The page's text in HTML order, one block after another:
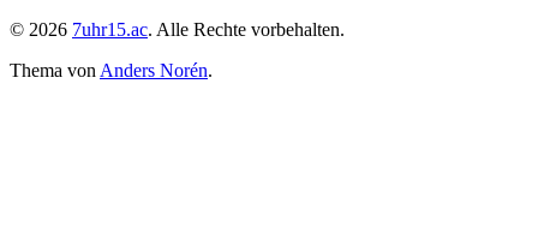
© 2026 7uhr15.ac. Alle Rechte vorbehalten.
Thema von Anders Norén.